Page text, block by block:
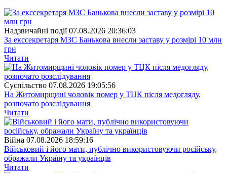
Надзвичайні події 07.08.2026 20:36:03
За екссекретаря МЗС Банькова внесли заставу у розмірі 10 млн
грн
Читати
Суспiльство 07.08.2026 19:05:56
На Житомирщині чоловік помер у ТЦК після медогляду,
розпочато розслідування
Читати
Війна 07.08.2026 18:59:16
Військовий і його мати, публічно використовуючи російську,
ображали Україну та українців
Читати